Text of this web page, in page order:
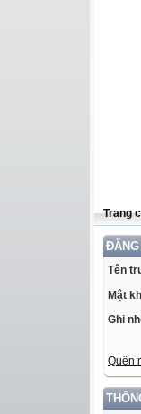
Trang
Tên
Mật
Ghi
Quên